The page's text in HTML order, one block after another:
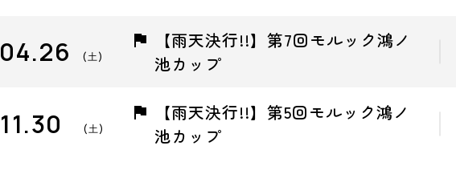
04.26 (土)
【雨天決行!!】第7回モルック鴻ノ
池カップ
11.30 (土)
【雨天決行!!】第5回モルック鴻ノ
池カップ